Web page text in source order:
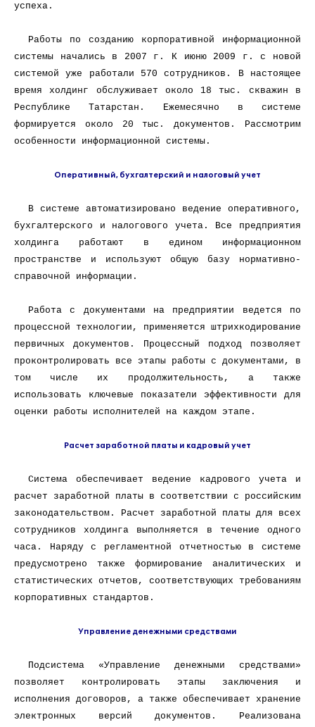
успеха.
Работы по созданию корпоративной информационной
системы начались в 2007 г. К июню 2009 г. с новой
системой уже работали 570 сотрудников. В настоящее
время холдинг обслуживает около 18 тыс. скважин в
Республике Татарстан. Ежемесячно в системе
формируется около 20 тыс. документов. Рассмотрим
особенности информационной системы.
Оперативный, бухгалтерский и налоговый учет
В системе автоматизировано ведение оперативного,
бухгалтерского и налогового учета. Все предприятия
холдинга работают в едином информационном
пространстве и используют общую базу нормативно-
справочной информации.
Работа с документами на предприятии ведется по
процессной технологии, применяется штрихкодирование
первичных документов. Процессный подход позволяет
проконтролировать все этапы работы с документами, в
том числе их продолжительность, а также
использовать ключевые показатели эффективности для
оценки работы исполнителей на каждом этапе.
Расчет заработной платы и кадровый учет
Система обеспечивает ведение кадрового учета и
расчет заработной платы в соответствии с российским
законодательством. Расчет заработной платы для всех
сотрудников холдинга выполняется в течение одного
часа. Наряду с регламентной отчетностью в системе
предусмотрено также формирование аналитических и
статистических отчетов, соответствующих требованиям
корпоративных стандартов.
Управление денежными средствами
Подсистема «Управление денежными средствами»
позволяет контролировать этапы заключения и
исполнения договоров, а также обеспечивает хранение
электронных версий документов. Реализована